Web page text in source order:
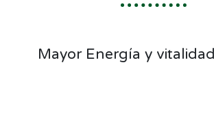
Mayor Energía y